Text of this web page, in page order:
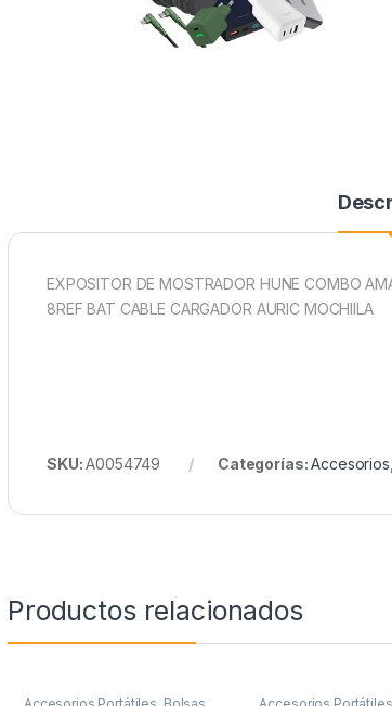
EXPOSITOR DE MOSTRADOR HUNE COMBO
8REF BAT CABLE CARGADOR AURIC MOCHIILA
SKU:A0054749 Categorías:Accesorios
Productos relacionados